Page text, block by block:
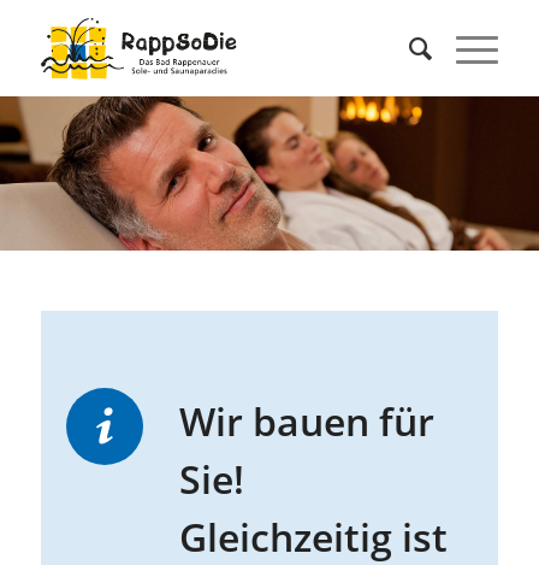
Wir bauen für
Sie!
Gleichzeitig ist